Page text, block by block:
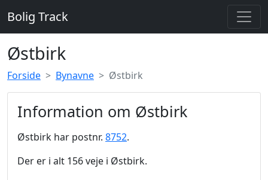
Bolig Track
Østbirk
Forside Bynavne Østbirk
Information om Østbirk
Østbirk har postnr. 8752.
Der er i alt 156 veje i Østbirk.